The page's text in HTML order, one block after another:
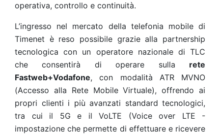
operativa, controllo e continuità.
L’ingresso nel mercato della telefonia mobile di
Timenet è reso possibile grazie alla partnership
tecnologica con un operatore nazionale di TLC
che consentirà di operare sulla rete
Fastweb+Vodafone, con modalità ATR MVNO
(Accesso alla Rete Mobile Virtuale), offrendo ai
propri clienti i più avanzati standard tecnologici,
tra cui il 5G e il VoLTE (Voice over LTE -
impostazione che permette di effettuare e ricevere